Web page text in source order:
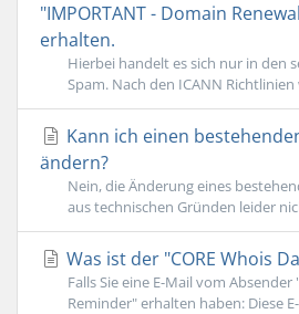
"IMPORTANT - Domain
erhalten.
Hierbei handelt es sich nur in den
Spam. Nach den ICANN Richtlinien
Kann ich einen
ändern?
Nein, die Änderung eines
aus technischen Gründen leider
Was ist der "CORE Whois
Falls Sie eine E-Mail vom Absender
Reminder" erhalten haben: Diese